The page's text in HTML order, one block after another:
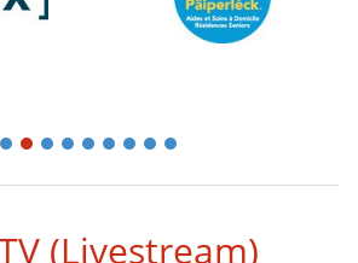
1 2 3 4 5 6 7 8 9
(Livestream)